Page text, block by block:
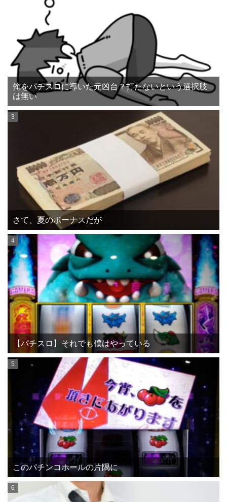
俺をパチスロに導いた元凶台？打たないという選択肢
は無い
さて、夏のボーナスだが
【パチスロ】それでも僕はやっている
このパチンコホールの片隅に